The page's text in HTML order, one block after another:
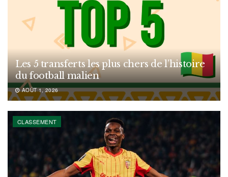
Les 5 transferts les plus chers de l’histoire
du football malien
AOÛT 1, 2026
CLASSEMENT